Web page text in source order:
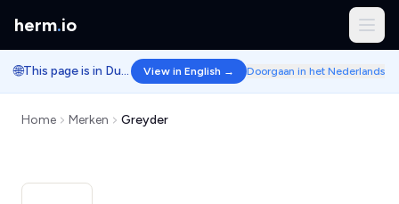
herm.io
🌐 This page is in Dutch. View in English → Doorgaan in het Nederlands
Home Merken Greyder